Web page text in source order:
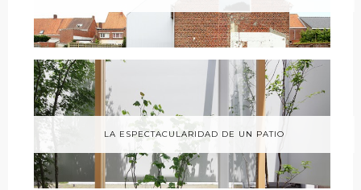
LA ESPECTACULARIDAD DE UN PATIO